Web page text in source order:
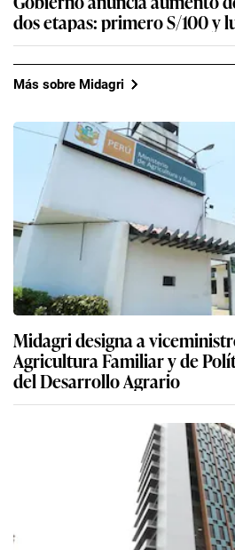
dos etapas: primero S/100 y
Más sobre Midagri
Midagri designa a
Agricultura Familiar y de
del Desarrollo Agrario